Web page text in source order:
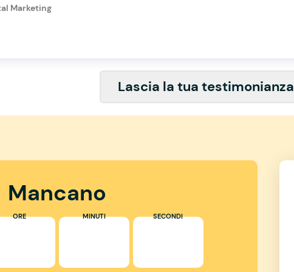
Marketing
Lascia la tua testimonianza
Mancano
ORE MINUTI SECONDI